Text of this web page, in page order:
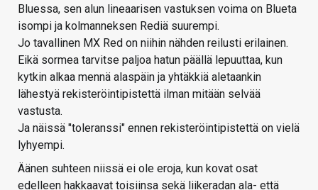
Bluessa, sen alun lineaarisen vastuksen voima on Blueta
isompi ja kolmanneksen Rediä suurempi.
Jo tavallinen MX Red on niihin nähden reilusti erilainen.
Eikä sormea tarvitse paljoa hatun päällä lepuuttaa, kun
kytkin alkaa mennä alaspäin ja yhtäkkiä aletaankin
lähestyä rekisteröintipistettä ilman mitään selvää
vastusta.
Ja näissä "toleranssi" ennen rekisteröintipistettä on vielä
lyhyempi.
Äänen suhteen niissä ei ole eroja, kun kovat osat
edelleen hakkaavat toisiinsa sekä liikeradan ala- että